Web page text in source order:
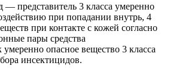
— представитель 3 класса умеренно
при попадании внутрь, 4
при контакте с кожей согласно
пары средства
опасное вещество 3 класса
инсектицидов.